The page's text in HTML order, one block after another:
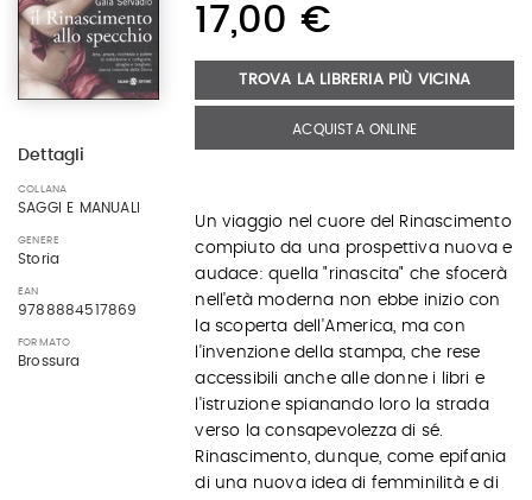
Dettagli
COLLANA
SAGGI E MANUALI
GENERE
Storia
EAN
9788884517869
FORMATO
Brossura
17,00 €
TROVA LA LIBRERIA PIÙ VICINA
ACQUISTA ONLINE
Un viaggio nel cuore del Rinascimento
compiuto da una prospettiva nuova e
audace: quella "rinascita" che sfocerà
nell'età moderna non ebbe inizio con
la scoperta dell'America, ma con
l'invenzione della stampa, che rese
accessibili anche alle donne i libri e
l'istruzione spianando loro la strada
verso la consapevolezza di sé.
Rinascimento, dunque, come epifania
di una nuova idea di femminilità e di